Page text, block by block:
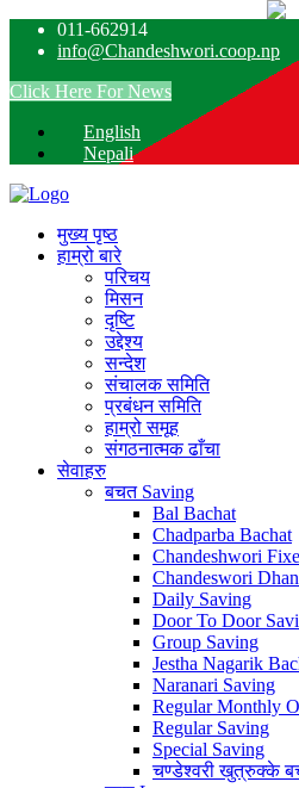
011-662914
info@Chandeshwori.coop.np
Click Here For News
English
Nepali
मुख्य पृष्ठ
हाम्रो बारे
परिचय
मिसन
दृष्टि
उद्देश्य
सन्देश
संचालक समिति
प्रबंधन समिति
हाम्रो समूह
संगठनात्मक ढाँचा
सेवाहरु
बचत Saving
Bal Bachat
Chadparba Bachat
Chandeshwori
Chandeswori
Daily Saving
Door To Door
Group Saving
Jestha Nagarik
Naranari Saving
Regular Monthly
Regular Saving
Special Saving
चण्डेश्वरी खुत्रुक्के